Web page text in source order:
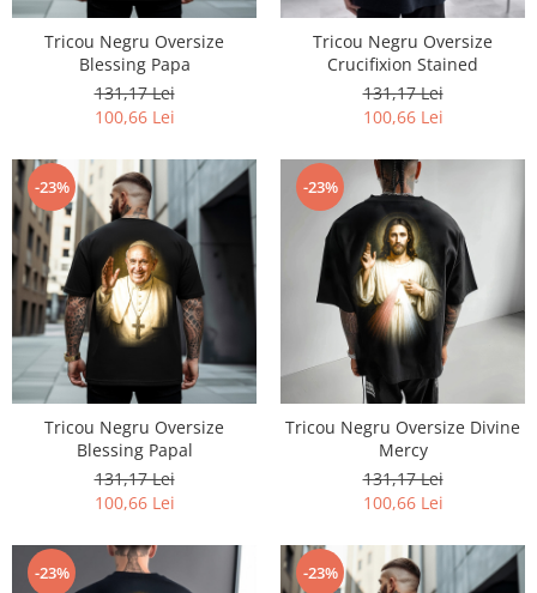
Tricou Negru Oversize
Blessing Papa
131,17 Lei
100,66 Lei
Tricou Negru Oversize
Crucifixion Stained
131,17 Lei
100,66 Lei
-23%
Tricou Negru Oversize
Blessing Papal
131,17 Lei
100,66 Lei
-23%
Tricou Negru Oversize Divine
Mercy
131,17 Lei
100,66 Lei
-23% -23%